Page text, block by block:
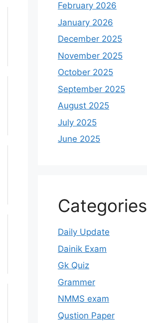
February 2026
January 2026
December 2025
November 2025
October 2025
September 2025
August 2025
July 2025
June 2025
Categories
Daily Update
Dainik Exam
Gk Quiz
Grammer
NMMS exam
Qustion Paper